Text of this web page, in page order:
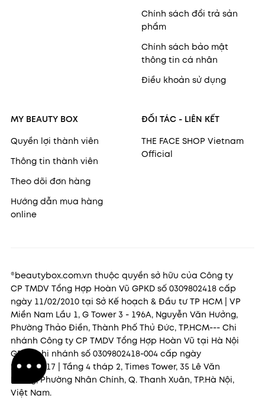
Chính sách đổi trả sản
phẩm
Chính sách bảo mật
thông tin cá nhân
Điều khoản sử dụng
MY BEAUTY BOX
Quyền lợi thành viên
Thông tin thành viên
Theo dõi đơn hàng
Hướng dẫn mua hàng
online
ĐỐI TÁC - LIÊN KẾT
THE FACE SHOP Vietnam
Official
®beautybox.com.vn thuộc quyền sở hữu của Công ty
CP TMDV Tổng Hợp Hoàn Vũ GPKD số 0309802418 cấp
ngày 11/02/2010 tại Sở Kế hoạch & Đầu tư TP HCM | VP
Miền Nam Lầu 1, G Tower 3 - 196A, Nguyễn Văn Hưởng,
Phường Thảo Điền, Thành Phố Thủ Đức, TP.HCM--- Chi
nhánh Công ty CP TMDV Tổng Hợp Hoàn Vũ tại Hà Nội
GPKD chi nhánh số 0309802418-004 cấp ngày
22/11/2017 | Tầng 4 tháp 2, Times Tower, 35 Lê Văn
Lương, Phường Nhân Chính, Q. Thanh Xuân, TP.Hà Nội,
Việt Nam.